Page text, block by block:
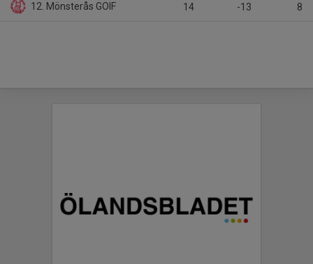
12. Mönsterås GOIF 14 -13 8